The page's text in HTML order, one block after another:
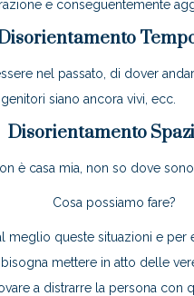
e conseguentemente
nel passato, di dover
siano ancora vivi, ecc.
Disorientamento
è casa mia, non so dove sono…
Cosa possiamo fare?
meglio queste situazioni e per
mettere in atto delle
a distrarre la persona con